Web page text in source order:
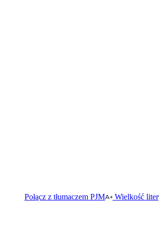
Połącz z tłumaczem PJM Wielkość liter